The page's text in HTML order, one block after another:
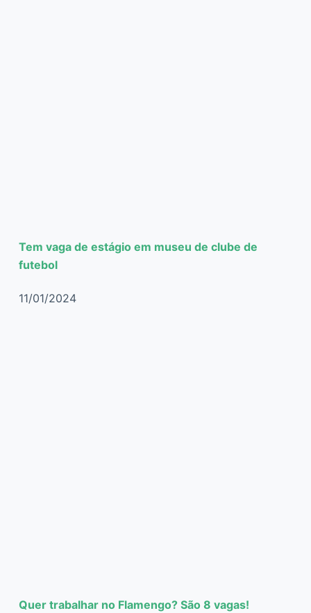
Tem vaga de estágio em museu de clube de
futebol
11/01/2024
Quer trabalhar no Flamengo? São 8 vagas!